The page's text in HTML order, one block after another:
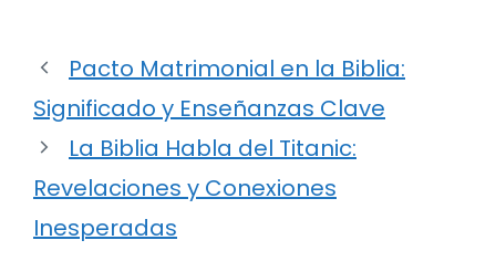
Pacto Matrimonial en la Biblia:
Significado y Enseñanzas Clave
La Biblia Habla del Titanic:
Revelaciones y Conexiones
Inesperadas